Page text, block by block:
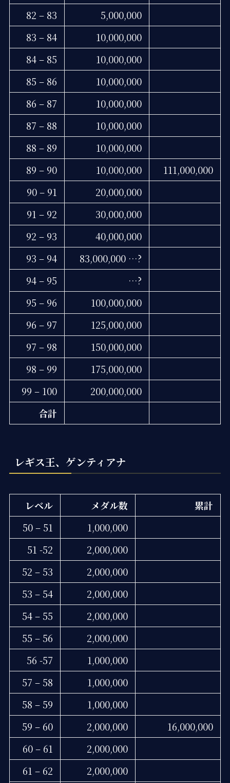
82 – 83
5,000,000
83 – 84
10,000,000
84 – 85
10,000,000
85 – 86
10,000,000
86 – 87
10,000,000
87 – 88
10,000,000
88 – 89
10,000,000
89 – 90
10,000,000
111,000,000
90 – 91
20,000,000
91 – 92
30,000,000
92 – 93
40,000,000
93 – 94
83,000,000 …?
94 – 95
…?
95 – 96
100,000,000
96 – 97
125,000,000
97 – 98
150,000,000
98 – 99
175,000,000
99 – 100
200,000,000
合計
レギス王、ゲンティアナ
レベル メダル数
累計
50 – 51
1,000,000
51 -52
2,000,000
52 – 53
2,000,000
53 – 54
2,000,000
54 – 55
2,000,000
55 – 56
2,000,000
56 -57
1,000,000
57 – 58
1,000,000
58 – 59
1,000,000
59 – 60
2,000,000
16,000,000
60 – 61
2,000,000
61 – 62
2,000,000